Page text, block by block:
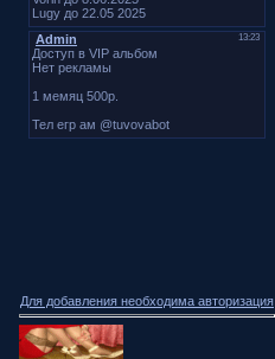
Для добавления необходима авторизация